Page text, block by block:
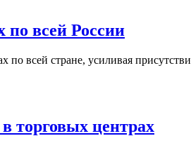
всей России
всей стране, усиливая
торговых центрах